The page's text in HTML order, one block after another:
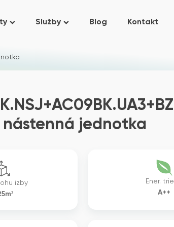
Služby Blog Kontakt
nástenná jednotka
izby
Ener.
A++